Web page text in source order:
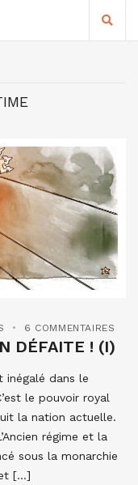
6 COMMENTAIRES
DÉFAITE ! (I)
inégalé dans le
le pouvoir royal
la nation actuelle.
régime et la
sous la monarchie
[…]